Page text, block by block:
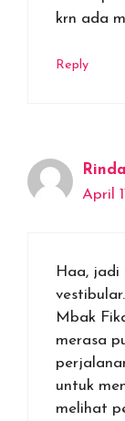
krn ada
Reply
April
Haa, jadi
Mbak
merasa
untuk
melihat